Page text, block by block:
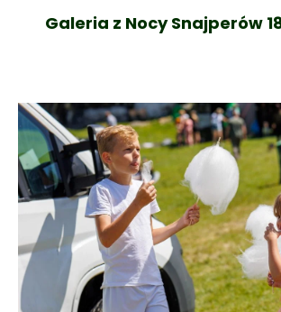
Galeria z Nocy Snajperów